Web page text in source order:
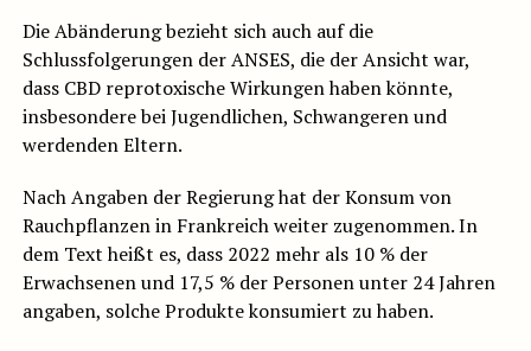
Die Abänderung bezieht sich auch auf die
Schlussfolgerungen der ANSES, die der Ansicht war,
dass CBD reprotoxische Wirkungen haben könnte,
insbesondere bei Jugendlichen, Schwangeren und
werdenden Eltern.
Nach Angaben der Regierung hat der Konsum von
Rauchpflanzen in Frankreich weiter zugenommen. In
dem Text heißt es, dass 2022 mehr als 10 % der
Erwachsenen und 17,5 % der Personen unter 24 Jahren
angaben, solche Produkte konsumiert zu haben.